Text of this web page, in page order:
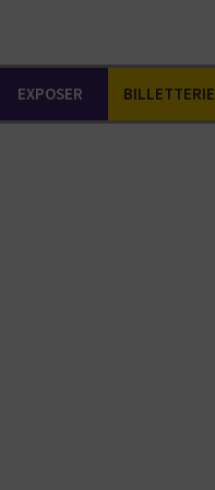
EXPOSER BILLETTERIE